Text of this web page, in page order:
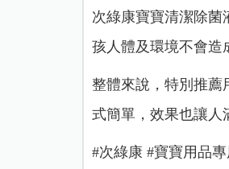
次綠康寶寶清潔除菌
孩人體及環境不會造
整體來說，特別推薦
式簡單，效果也讓人
#次綠康 #寶寶用品